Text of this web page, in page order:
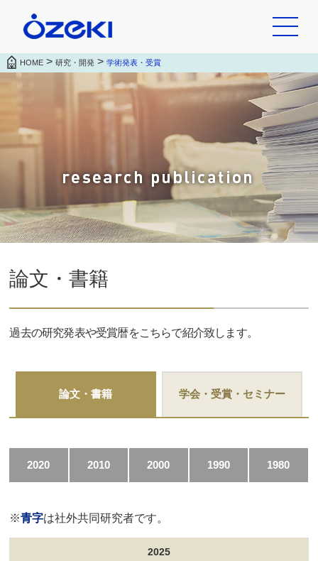
HOME > 研究・開発 > 学術発表・受賞
論文・書籍
過去の研究発表や受賞暦をこちらで紹介致します。
論文・書籍 学会・受賞・セミナー
2020 2010 2000 1990 1980
※青字は社外共同研究者です。
2025